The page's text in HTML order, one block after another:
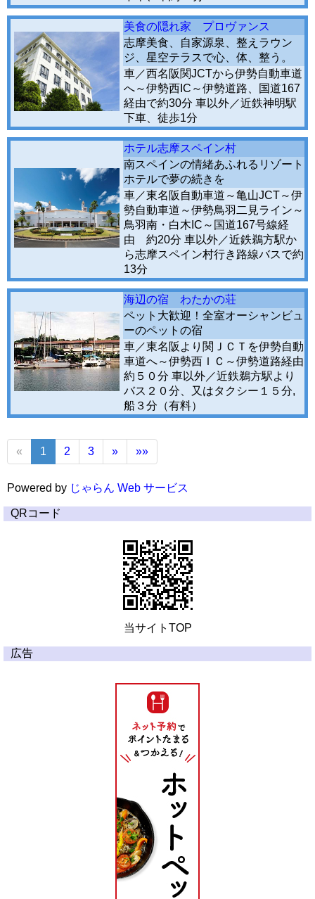
美食の隠れ家 プロヴァンス
志摩美食、自家源泉、整えラウン
ジ、星空テラスで心、体、整う。
車／西名阪関JCTから伊勢自動車道
へ～伊勢西IC～伊勢道路、国道167
経由で約30分 車以外／近鉄神明駅
下車、徒歩1分
ホテル志摩スペイン村
南スペインの情緒あふれるリゾート
ホテルで夢の続きを
車／東名阪自動車道～亀山JCT～伊
勢自動車道～伊勢鳥羽二見ライン～
鳥羽南・白木IC～国道167号線経
由 約20分 車以外／近鉄鵜方駅か
ら志摩スペイン村行き路線バスで約
13分
海辺の宿 わたかの荘
ペット大歓迎！全室オーシャンビュ
ーのペットの宿
車／東名阪より関ＪＣＴを伊勢自動
車道へ～伊勢西ＩＣ～伊勢道路経由
約５０分 車以外／近鉄鵜方駅より
バス２０分、又はタクシー１５分,
船３分（有料）
« 1 2 3 » »»
Powered by じゃらん Web サービス
QRコード
当サイトTOP
広告